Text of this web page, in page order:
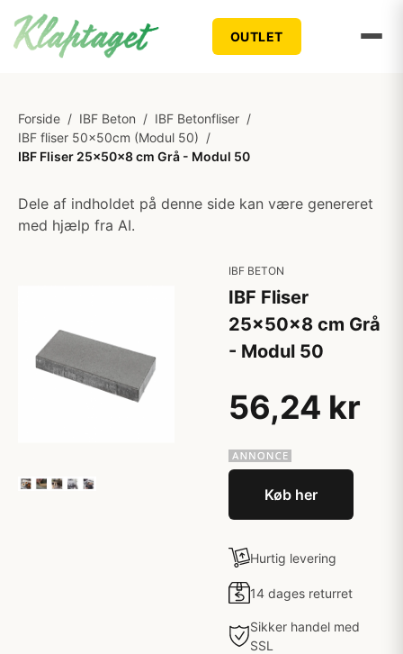
OUTLET
Forside / IBF Beton / IBF Betonfliser /
IBF fliser 50x50cm (Modul 50) /
IBF Fliser 25x50x8 cm Grå - Modul 50
Dele af indholdet på denne side kan være genereret
med hjælp fra AI.
IBF BETON
IBF Fliser
25x50x8 cm Grå
- Modul 50
56,24 kr
Køb her
Hurtig levering
14 dages returret
Sikker handel med
SSL